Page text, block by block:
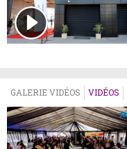
GALERIE VIDÉOS VIDÉOS